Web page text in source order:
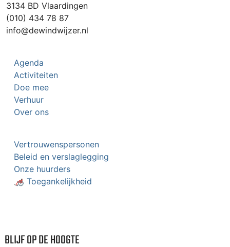
3134 BD Vlaardingen
(010) 434 78 87
info@dewindwijzer.nl
Agenda
Activiteiten
Doe mee
Verhuur
Over ons
Vertrouwenspersonen
Beleid en verslaglegging
Onze huurders
🦽 Toegankelijkheid
BLIJF OP DE HOOGTE